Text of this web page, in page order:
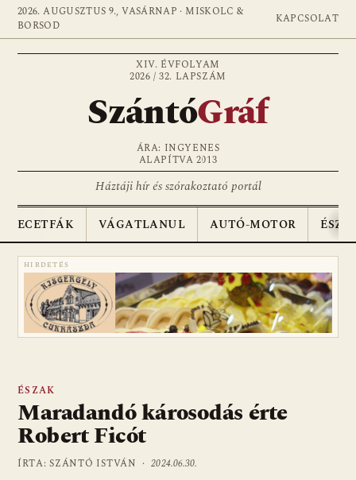
2026. AUGUSZTUS 9., VASÁRNAP · MISKOLC &
BORSOD
KAPCSOLAT
XIV. ÉVFOLYAM
2026 / 32. LAPSZÁM
SzántóGráf
ÁRA: INGYENES
ALAPÍTVA 2013
Háztáji hír és szórakoztató portál
ECETFÁK VÁGATLANUL AUTÓ-MOTOR
HIRDETÉS
ÉSZAK
Maradandó károsodás érte
Robert Ficót
ÍRTA: SZÁNTÓ ISTVÁN ·2024.06.30.